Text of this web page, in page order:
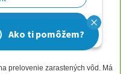
prelovenie zarastených vôd. Má